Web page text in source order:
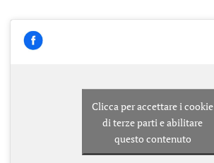
Clicca per accettare i cookie
di terze parti e abilitare
questo contenuto